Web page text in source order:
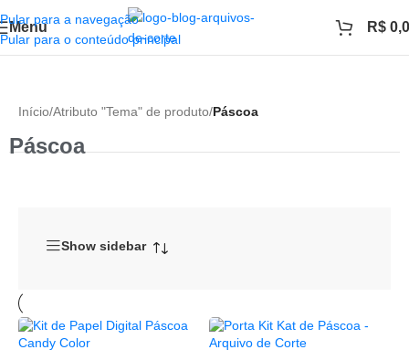
Pular para a navegação
Pular para o conteúdo principal
Menu R$
Início/Atributo "Tema" de produto/Páscoa
Páscoa
Show sidebar